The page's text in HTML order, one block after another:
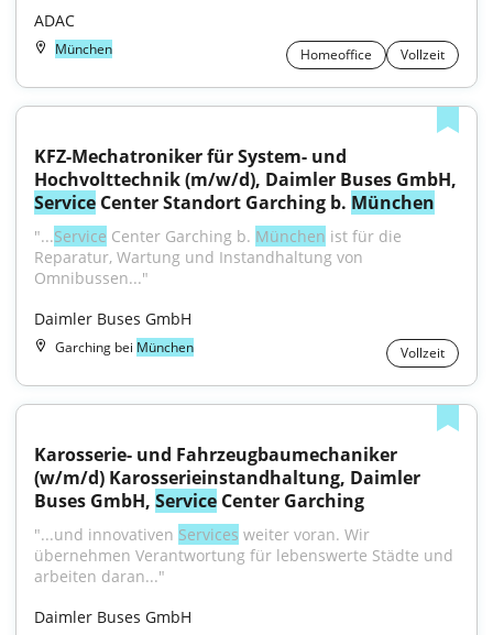
ADAC
München Homeoffice Vollzeit
KFZ-Mechatroniker für System- und
Service Center Standort Garching b. München
"...Service Center Garching b. München ist für die
Reparatur, Wartung und Instandhaltung von
Omnibussen..."
Daimler Buses GmbH
Garching bei München Vollzeit
Karosserie- und Fahrzeugbaumechaniker
(w/m/d) Karosserieinstandhaltung, Daimler
Buses GmbH, Service Center Garching
"...und innovativen Services weiter voran. Wir
übernehmen Verantwortung für lebenswerte Städte und
arbeiten daran..."
Daimler Buses GmbH